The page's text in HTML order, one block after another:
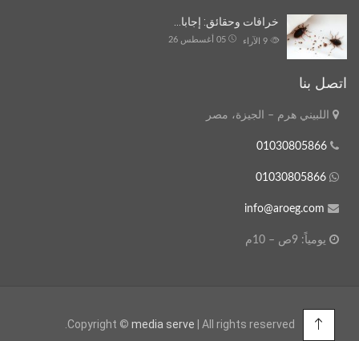
خرافات وحقائق: إجابا…
05 أغسطس 26 الآراء
اتصل بنا
اللبيني هرم – الجيزة، مصر
01030805866
01030805866
info@aroeg.com
يومياً: 9ص – 10م
Copyright © media serve | All rights reserved.